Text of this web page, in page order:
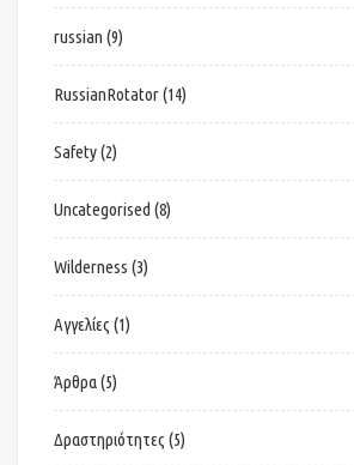
russian (9)
RussianRotator(14)
Safety(2)
Uncategorised (8)
Wilderness (3)
Αγγελίες (1)
Άρθρα(5)
Δραστηριότητες (5)